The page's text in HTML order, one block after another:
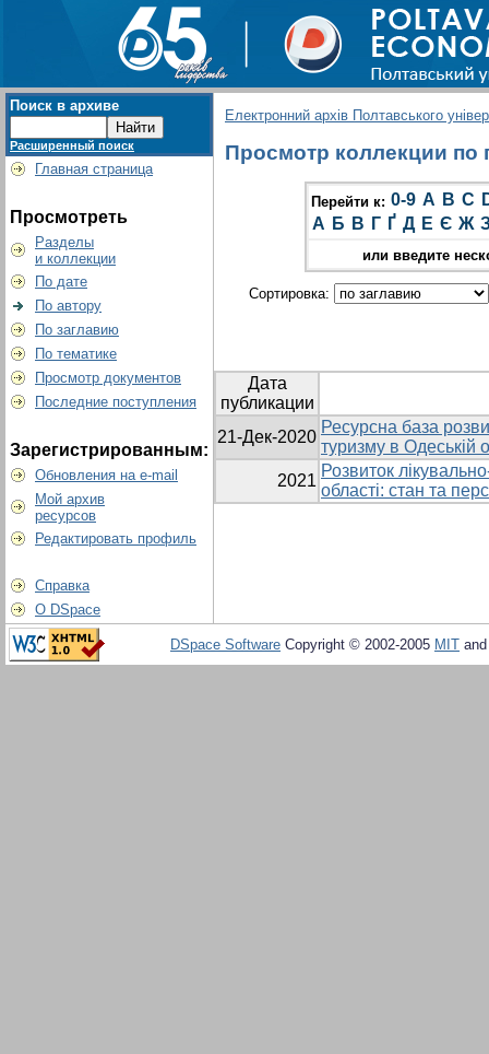
Поиск в архиве
Расширенный поиск
Главная страница
Просмотреть
Разделы
и коллекции
По дате
По автору
По заглавию
По тематике
Просмотр документов
Последние поступления
Зарегистрированным:
Обновления на e-mail
Мой архив
ресурсов
Редактировать профиль
Справка
О DSpace
Електронний архів Полтавського
Просмотр коллекции по
Перейти к: 0-9 A B C
А Б В Г Ґ Д Е Є Ж
или введите
Сортировка:
Дата
публикации
21-Дек-2020
Ресурсна база
туризму в Одеській
2021
Розвиток
області: стан та
DSpace Software Copyright © 2002-2005 MIT